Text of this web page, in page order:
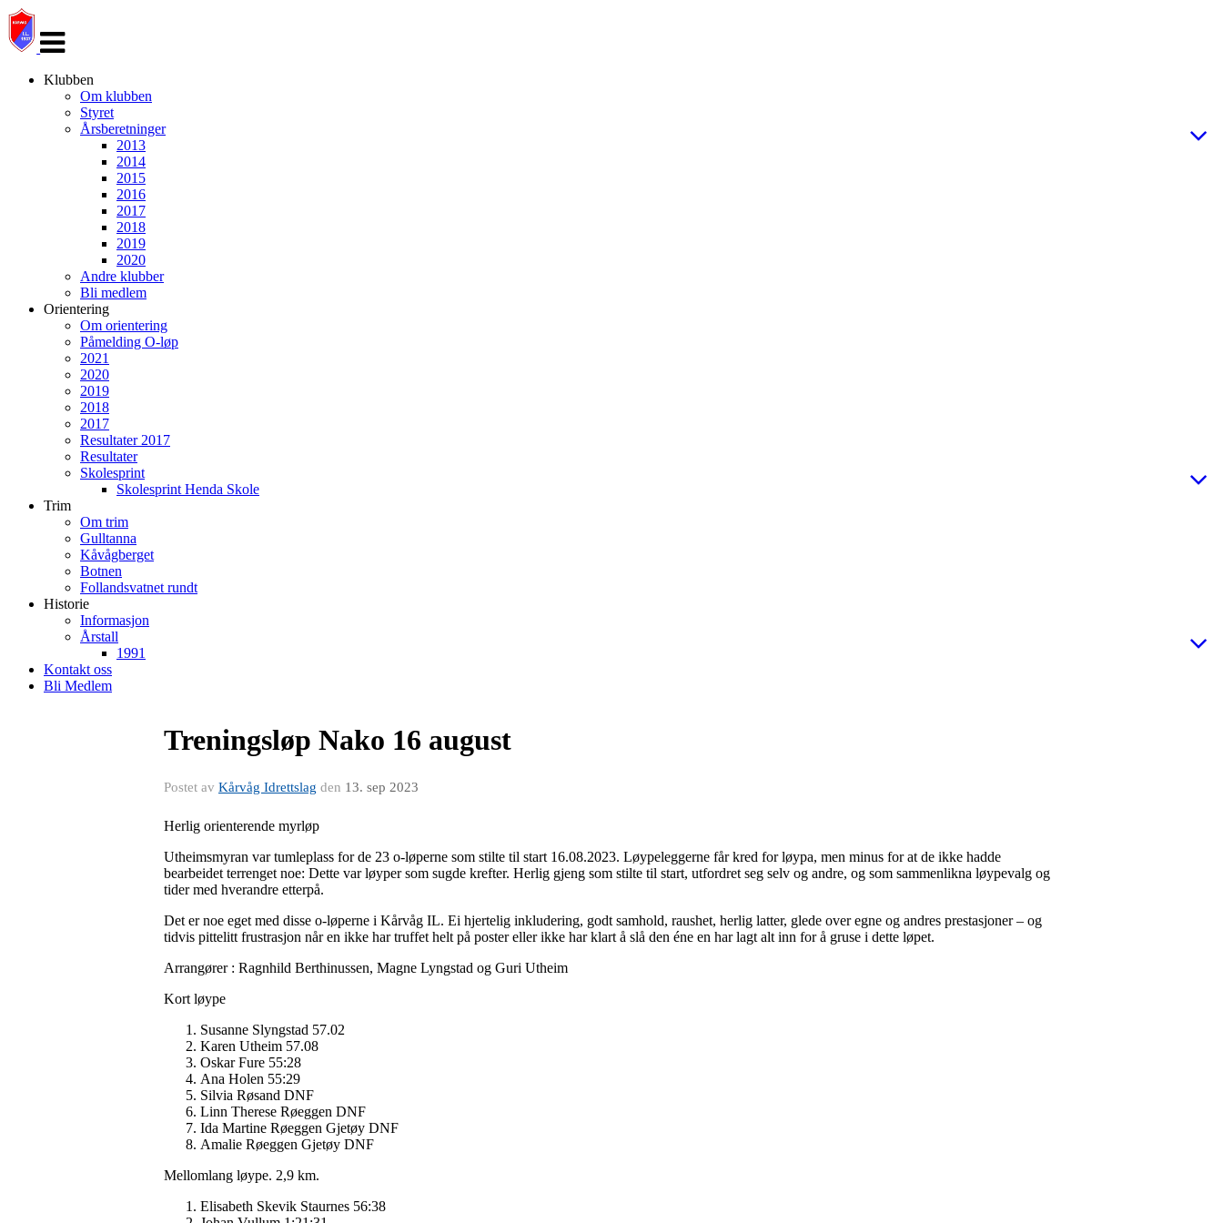
navigasjon
Klubben
Om klubben
Styret
Årsberetninger
2013
2014
2015
2016
2017
2018
2019
2020
Andre klubber
Bli medlem
Orientering
Om orientering
Påmelding O-løp
2021
2020
2019
2018
2017
Resultater 2017
Resultater
Skolesprint
Skolesprint Henda Skole
Trim
Om trim
Gulltanna
Kåvågberget
Botnen
Follandsvatnet rundt
Historie
Informasjon
Årstall
1991
Kontakt oss
Bli Medlem
Treningsløp Nako 16 august
Postet av Kårvåg Idrettslag den 13. sep 2023
Herlig orienterende myrløp
Utheimsmyran var tumleplass for de 23 o-løperne som stilte til start 16.08.2023. Løypeleggerne får kred for løypa, men minus for at de ikke hadde
bearbeidet terrenget noe: Dette var løyper som sugde krefter. Herlig gjeng som stilte til start, utfordret seg selv og andre, og som sammenlikna løypevalg og
tider med hverandre etterpå.
Det er noe eget med disse o-løperne i Kårvåg IL. Ei hjertelig inkludering, godt samhold, raushet, herlig latter, glede over egne og andres prestasjoner – og
tidvis pittelitt frustrasjon når en ikke har truffet helt på poster eller ikke har klart å slå den éne en har lagt alt inn for å gruse i dette løpet.
Arrangører : Ragnhild Berthinussen, Magne Lyngstad og Guri Utheim
Kort løype
Susanne Slyngstad 57.02
Karen Utheim 57.08
Oskar Fure 55:28
Ana Holen 55:29
Silvia Røsand DNF
Linn Therese Røeggen DNF
Ida Martine Røeggen Gjetøy DNF
Amalie Røeggen Gjetøy DNF
Mellomlang løype. 2,9 km.
Elisabeth Skevik Staurnes 56:38